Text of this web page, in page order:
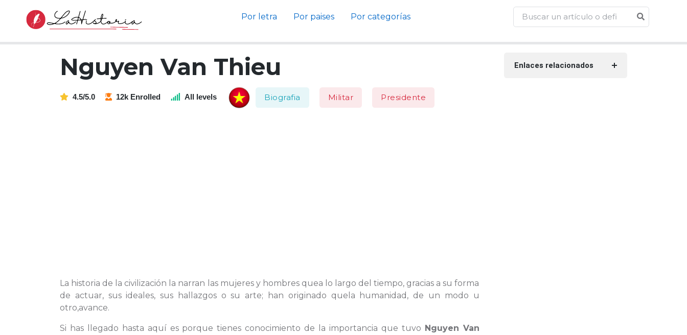
Por letra Por paises Por categorías
Nguyen Van Thieu
4.5/5.0 12k Enrolled All levels Biografia Militar Presidente
La historia de la civilización la narran las mujeres y hombres quea lo largo del tiempo, gracias a su forma
de actuar, sus ideales, sus hallazgos o su arte; han originado quela humanidad, de un modo u
otro,avance.
Si has llegado hasta aquí es porque tienes conocimiento de la importancia que tuvo Nguyen Van
Enlaces relacionados